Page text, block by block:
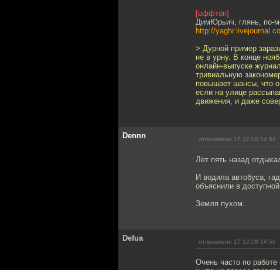
[оффтоп]
ДимЮрьич, глянь, по-
http://
> Дурной пример
не в урну. В конце
онлайн-выпуске
тривиальную
повышает шансы, что
если на улице
движения, и даже
Dennn отправлено 17.12.08 14:54
Лет пять назад
И водила автобуса,
объяснили в
Земля пухом.
Defua отправлено 17.12.08 14:56
Очень часто по